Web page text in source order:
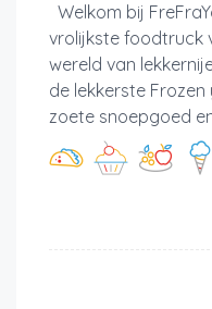
Welkom bij
vrolijkste foodtruck
wereld van
de lekkerste Frozen
zoete snoepgoed